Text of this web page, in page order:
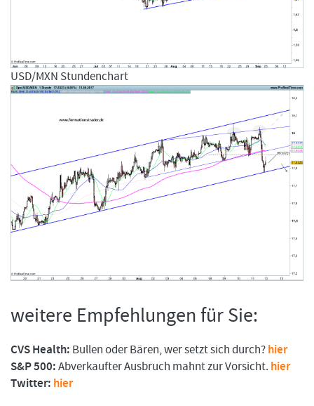
USD/MXN Stundenchart
weitere Empfehlungen für Sie:
CVS Health: Bullen oder Bären, wer setzt sich durch?hier
S&P 500:Abverkaufter Ausbruch mahnt zur Vorsicht. hier
Twitter: hier